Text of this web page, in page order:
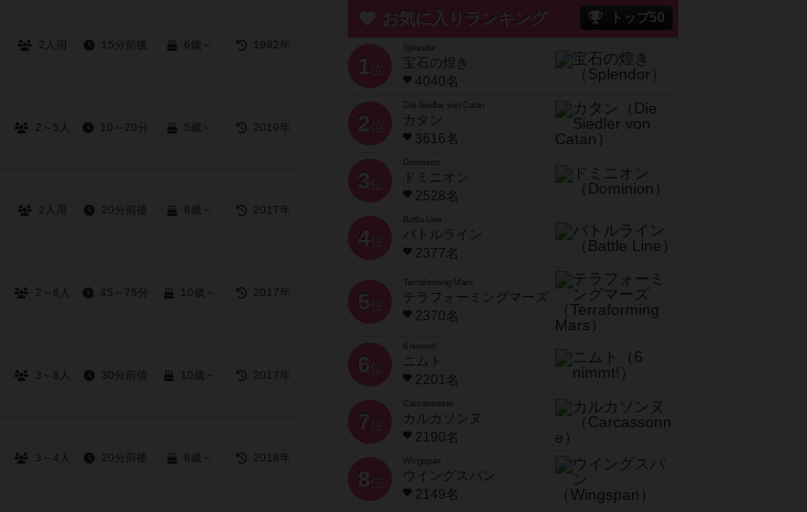
2人用 15分前後 6歳～ 1982年
2～5人 10～20分 5歳～ 2019年
2人用 20分前後 8歳～ 2017年
2～6人 45～75分 10歳～ 2017年
3～8人 30分前後 10歳～ 2017年
3～4人 20分前後 8歳～ 2018年
お気に入りランキング トップ50
1 位
宝石の煌き
4040名
2 位
Die Siedler von Catan
カタン
3616名
3 位
ドミニオン
2528名
4位
Battle Line
バトルライン
2377名
5 位
Terraforming Mars
テラフォーミングマーズ
2370名
6 位
ニムト
2201名
7 位
Carcassonne
カルカソンヌ
2190名
8 位
Wingspan
ウイングスパン
2149名